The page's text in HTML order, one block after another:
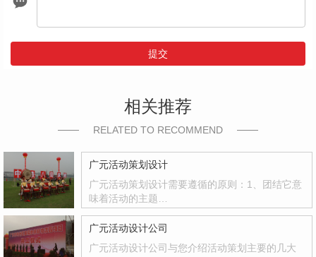
提交
相关推荐
RELATED TO RECOMMEND
广元活动策划设计
广元活动策划设计需要遵循的原则：1、团结它意
味着活动的主题…
广元活动设计公司
广元活动设计公司与您介绍活动策划主要的几大